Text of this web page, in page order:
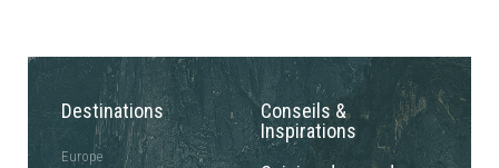
Destinations
Europe
Conseils &
Inspirations